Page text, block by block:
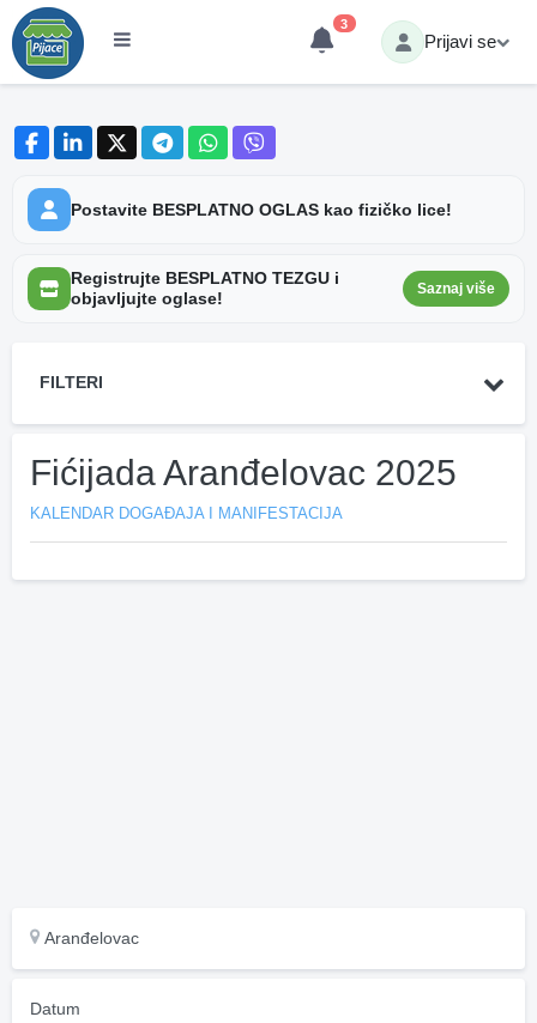
3
Prijavi se
Postavite BESPLATNO OGLAS kao fizičko lice!
Registrujte BESPLATNO TEZGU i
objavljujte oglase!
Saznaj više
FILTERI
Fićijada Aranđelovac 2025
KALENDAR DOGAĐAJA I MANIFESTACIJA
Aranđelovac
Datum